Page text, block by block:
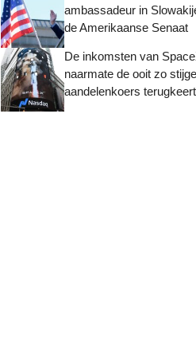
ambassadeur in
de Amerikaanse Senaat
De inkomsten van
naarmate de ooit zo
aandelenkoers